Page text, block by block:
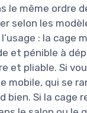
le même ordre
selon les
: la cage
et pénible à
et pliable. Si
mobile, qui se
bien. Si la cage